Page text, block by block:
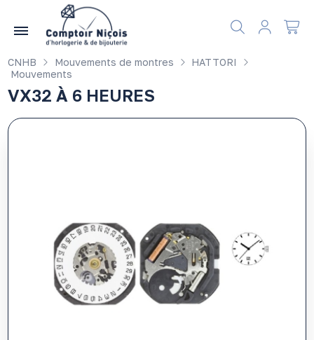
CNHB Mouvements de montres
HATTORI
Mouvements
VX32 À 6 HEURES
Gérer les préférences en matière de cookies